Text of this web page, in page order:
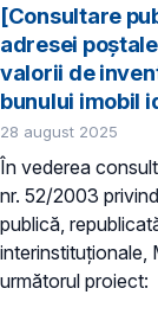
[Consultare
adresei
valorii de
bunului imobil
28 august 2025
În vederea
nr. 52/2003
publică,
interinstituționale,
următorul proiect: